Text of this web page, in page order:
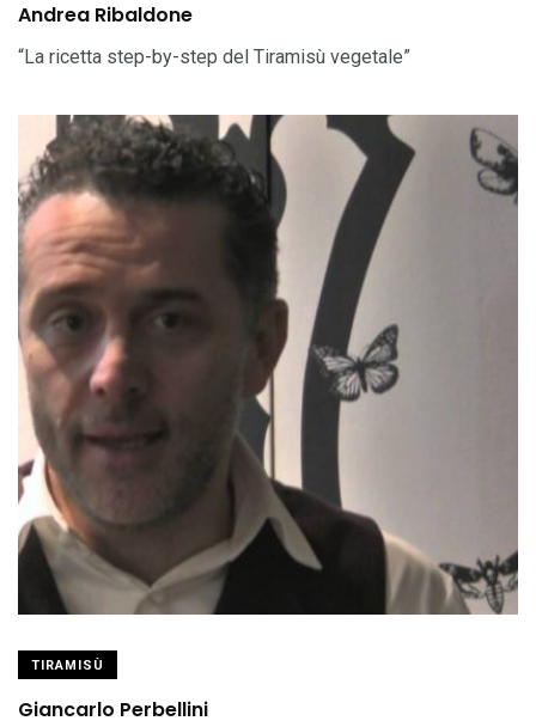
Andrea Ribaldone
“La ricetta step-by-step del Tiramisù vegetale”
TIRAMISÙ
Giancarlo Perbellini